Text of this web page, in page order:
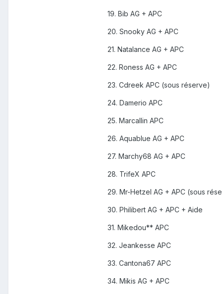
19. Bib AG + APC
20. Snooky AG + APC
21. Natalance AG + APC
22. Roness AG + APC
23. Cdreek APC (sous réserve)
24. Damerio APC
25. Marcallin APC
26. Aquablue AG + APC
27. Marchy68 AG + APC
28. TrifeX APC
29. Mr-Hetzel AG + APC (sous
30. Philibert AG + APC + Aide
31. Mikedou** APC
32. Jeankesse APC
33. Cantona67 APC
34. Mikis AG + APC